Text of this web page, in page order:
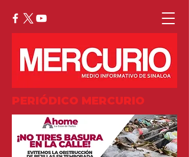
PERIÓDICO MERCURIO